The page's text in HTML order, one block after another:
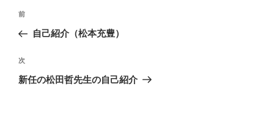
投
ナ
ビ
ゲ
前
の
稿
前
自己紹介（松本充豊）
次
の
次
新任の松田哲先生の自己紹介